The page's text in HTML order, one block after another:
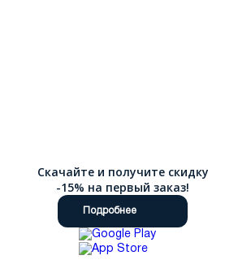
Скачайте и получите скидку
-15% на первый заказ!
Подробнее